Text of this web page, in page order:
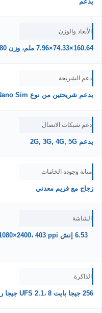
الأبعاد والوزن
160.64×74.33×7.96 ملم، وزن 180 جرام
دعم الشريحة
يدعم شريحتين من نوع Nano Sim
دعم شبكات الاتصال
يدعم 2G, 3G, 4G, 5G
متانة وجودة الخامات
زجاج مع فريم معدني
الشاشة
الذاكرة
256 جيجا بايت UFS 2.1، 8 جيجا رام